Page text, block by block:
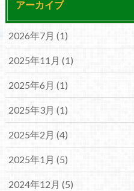
アーカイブ
2026年7月 (1)
2025年11月 (1)
2025年6月 (1)
2025年3月 (1)
2025年2月 (4)
2025年1月 (5)
2024年12月 (5)